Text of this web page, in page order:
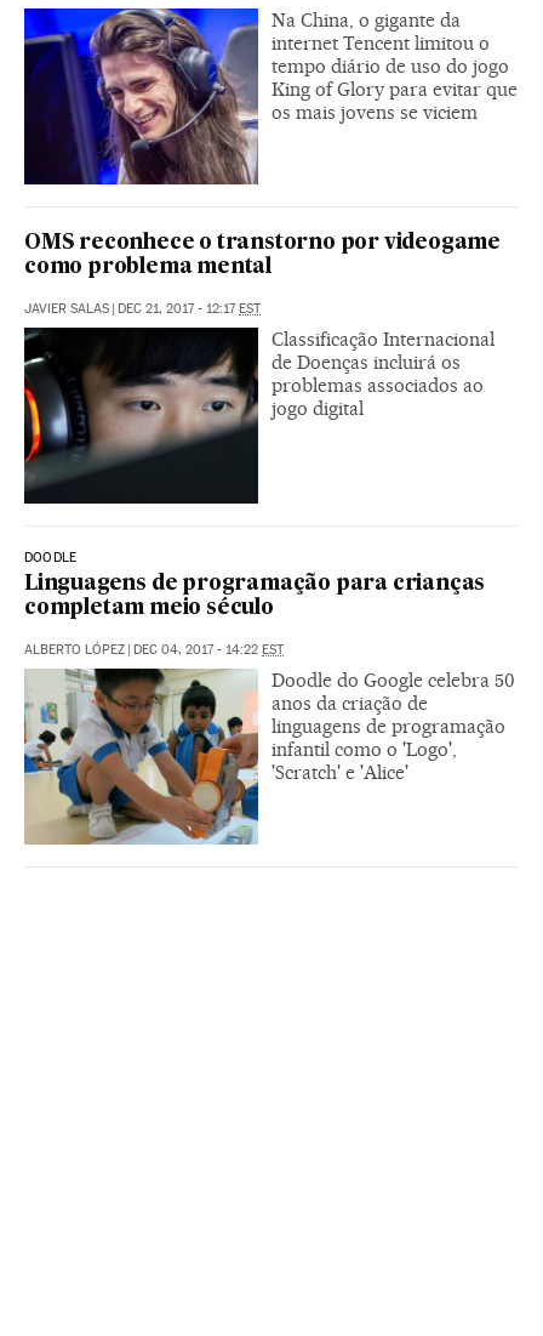
Na China, o gigante da
internet Tencent limitou o
tempo diário de uso do jogo
King of Glory para evitar que
os mais jovens se viciem
OMS reconhece o transtorno por videogame
como problema mental
JAVIER SALAS | DEC 21, 2017 - 12:17EST
Classificação Internacional
de Doenças incluirá os
problemas associados ao
jogo digital
DOODLE
Linguagens de programação para crianças
completam meio século
ALBERTO LÓPEZ | DEC 04, 2017 - 14:22 EST
Doodle do Google celebra 50
anos da criação de
linguagens de programação
infantil como o 'Logo',
'Scratch' e 'Alice'